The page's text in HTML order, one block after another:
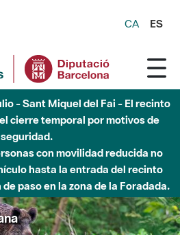
CA ES
- Sant Miquel del Fai - El recinto
cierre temporal por motivos de
seguridad.
con movilidad reducida no
hasta la entrada del recinto
paso en la zona de la Foradada.